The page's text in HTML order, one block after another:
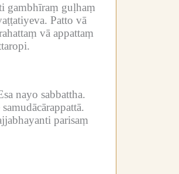
gambhīraṃ guḷhaṃ
Patto vā
vā appattaṃ
nayo sabbattha.
parisaṃ